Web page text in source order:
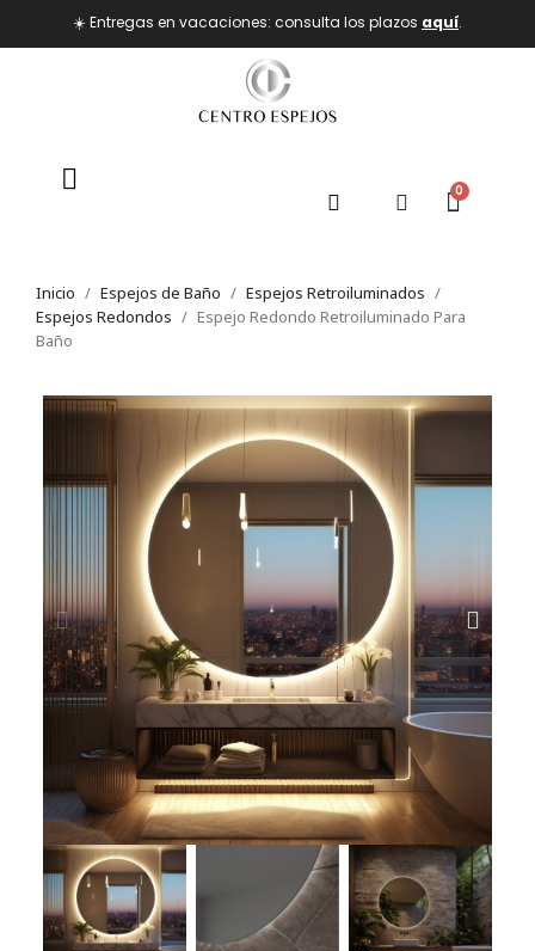
☀️ Entregas en vacaciones: consulta los plazos aquí.
Inicio Espejos de Baño
Espejos Retroiluminados
Espejos Redondos
Espejo Redondo Retroiluminado Para
Baño